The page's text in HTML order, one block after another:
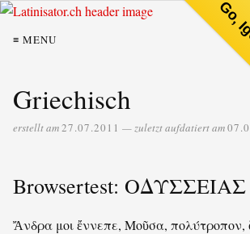
≡ MENU
Griechisch
erstellt am27.07.2011 — zuletzt aufdatiert am
Browsertest:
Ἄνδρα μοι ἔννεπε, Μοῦσα,